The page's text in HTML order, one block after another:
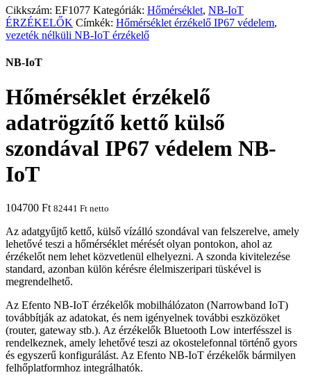
Cikkszám: EF1077 Kategóriák: Hőmérséklet, NB-IoT
ÉRZÉKELŐK Címkék: Hőmérséklet érzékelő IP67 védelem,
vezeték nélküli NB-IoT érzékelő
NB-IoT
Hőmérséklet érzékelő
adatrögzítő kettő külső
szondával IP67 védelem NB-
IoT
104700 Ft 82441 Ft netto
Az adatgyűjtő kettő, külső vízálló szondával van felszerelve, amely
lehetővé teszi a hőmérséklet mérését olyan pontokon, ahol az
érzékelőt nem lehet közvetlenül elhelyezni. A szonda kivitelezése
standard, azonban külön kérésre élelmiszeripari tüskével is
megrendelhető.
Az Efento NB-IoT érzékelők mobilhálózaton (Narrowband IoT)
továbbítják az adatokat, és nem igényelnek további eszközöket
(router, gateway stb.). Az érzékelők Bluetooth Low interfésszel is
rendelkeznek, amely lehetővé teszi az okostelefonnal történő gyors
és egyszerű konfigurálást. Az Efento NB-IoT érzékelők bármilyen
felhőplatformhoz integrálhatók.